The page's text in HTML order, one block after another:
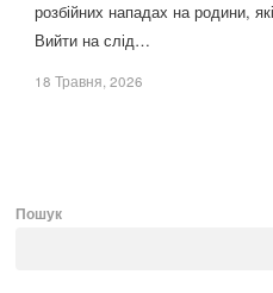
розбійних нападах на родини,
Вийти на слід…
18 Травня, 2026
Пошук